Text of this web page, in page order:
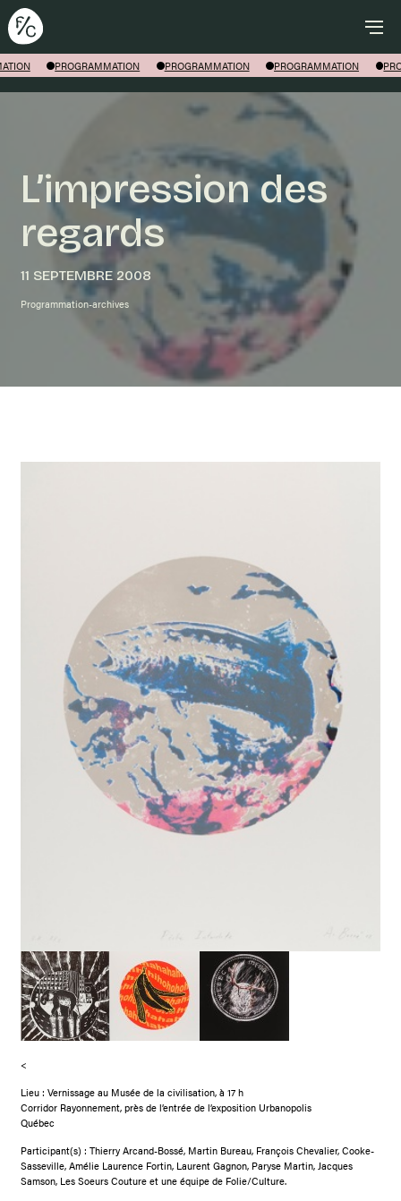
PROGRAMMATION PROGRAMMATION PROGRAMMATION
Rechercher
L’impression des
regards
11 SEPTEMBRE 2008
Programmation-archives
<
Lieu : Vernissage au Musée de la civilisation, à 17 h
Corridor Rayonnement, près de l’entrée de l’exposition Urbanopolis
Québec
Participant(s) : Thierry Arcand-Bossé, Martin Bureau, François Chevalier, Cooke-
Sasseville, Amélie Laurence Fortin, Laurent Gagnon, Paryse Martin, Jacques
Samson, Les Soeurs Couture et une équipe de Folie/Culture.